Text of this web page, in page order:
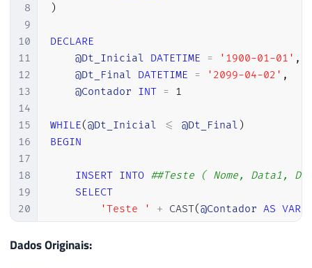
8
9
10
11
12
13
14
15
16
17
18
19
20
21
22
)
DECLARE
@Dt_Inicial DATETIME = '1900-01-01' ,
@Dt_Final DATETIME = '2099-04-02' ,
@Contador INT = 1
WHILE(@Dt_Inicial <= @Dt_Final )
BEGIN
INSERT INTO ##Teste ( Nome, Data1,
SELECT
'Teste '
+ CAST(@Contador AS
@Dt_Inicial,
Dados Originais: